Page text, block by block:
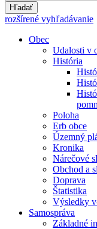
Hľadať
rozšírené vyhľadávanie
Obec
Udalosti v
História
Poloha
Erb obce
Územný
Kronika
Nárečové
Obchod a
Doprava
Štatistika
Výsledky
Samospráva
Základné